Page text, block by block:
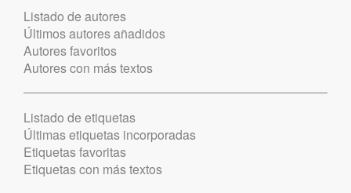
Listado de autores
Últimos autores añadidos
Autores favoritos
Autores con más textos
Listado de etiquetas
Últimas etiquetas incorporadas
Etiquetas favoritas
Etiquetas con más textos